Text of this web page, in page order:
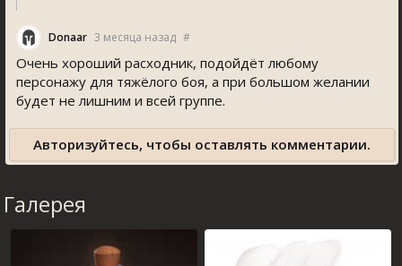
Donaar 3 месяца назад #
Очень хороший расходник, подойдёт любому
персонажу для тяжёлого боя, а при большом желании
будет не лишним и всей группе.
Авторизуйтесь, чтобы оставлять комментарии.
Галерея